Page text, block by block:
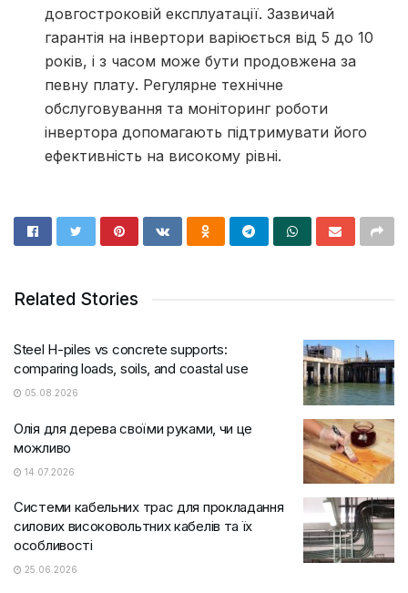
довгостроковій експлуатації. Зазвичай
гарантія на інвертори варіюється від 5 до 10
років, і з часом може бути продовжена за
певну плату. Регулярне технічне
обслуговування та моніторинг роботи
інвертора допомагають підтримувати його
ефективність на високому рівні.
Related Stories
Steel H-piles vs concrete supports:
comparing loads, soils, and coastal use
05.08.2026
Олія для дерева своїми руками, чи це
можливо
14.07.2026
Системи кабельних трас для прокладання
силових високовольтних кабелів та їх
особливості
25.06.2026